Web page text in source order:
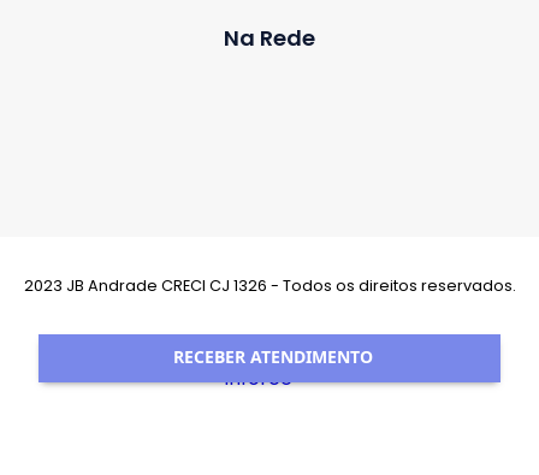
RECEBER ATENDIMENTO
Na Rede
2023 JB Andrade CRECI CJ 1326 - Todos os direitos reservados.